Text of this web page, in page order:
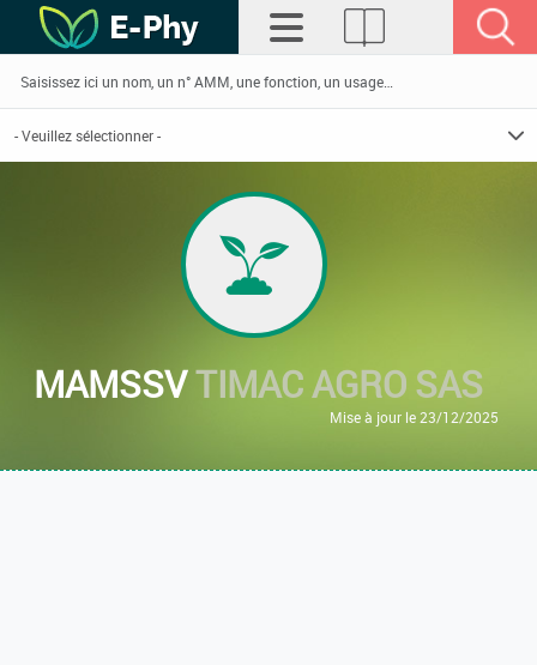
MAMSSVTIMAC AGRO SAS
Mise à jour le 23/12/2025